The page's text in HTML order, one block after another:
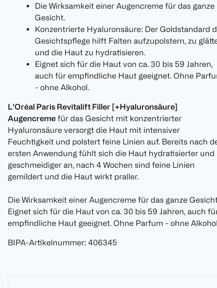
Die Wirksamkeit einer Augencreme für das ganze
Gesicht.
Konzentrierte Hyaluronsäure: Der Goldstandard
Gesichtspflege hilft Falten aufzupolstern, zu
und die Haut zu hydratisieren.
Eignet sich für die Haut von ca. 30 bis 59 Jahren,
auch für empfindliche Haut geeignet. Ohne
- ohne Alkohol.
L'Oréal Paris Revitalift Filler [+Hyaluronsäure]
Augencreme für das Gesicht mit konzentrierter
Hyaluronsäure versorgt die Haut mit intensiver
Feuchtigkeit und polstert feine Linien auf. Bereits nach
ersten Anwendung fühlt sich die Haut hydratisierter und
geschmeidiger an, nach 4 Wochen sind feine Linien
gemildert und die Haut wirkt praller.
Die Wirksamkeit einer Augencreme für das ganze
Eignet sich für die Haut von ca. 30 bis 59 Jahren, auch
empfindliche Haut geeignet. Ohne Parfum - ohne
BIPA-Artikelnummer: 406345